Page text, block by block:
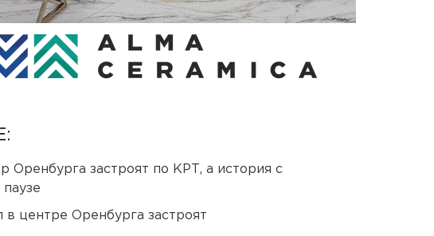
Оренбурга застроят по КРТ, а история с
центре Оренбурга застроят